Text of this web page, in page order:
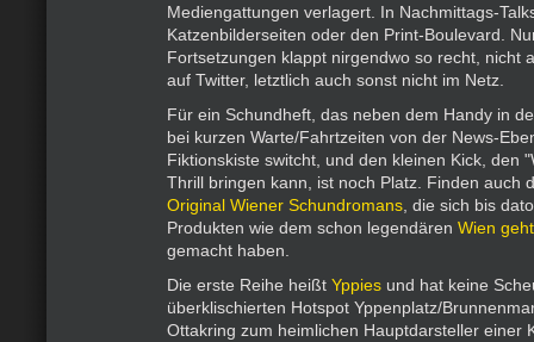
Mediengattungen verlagert. In Nachmittags-
Katzenbilderseiten oder den Print-Boulevard.
Fortsetzungen klappt nirgendwo so recht, nicht
auf Twitter, letztlich auch sonst nicht im Netz.
Für ein Schundheft, das neben dem Handy in
bei kurzen Warte/Fahrtzeiten von der News-
Fiktionskiste switcht, und den kleinen Kick, den
Thrill bringen kann, ist noch Platz. Finden auch
Original Wiener Schundromans , die sich bis
Produkten wie dem schon legendären Wien geht
gemacht haben.
Die erste Reihe heißt Yppies und hat keine
überklischierten Hotspot Yppenplatz/
Ottakring zum heimlichen Hauptdarsteller einer